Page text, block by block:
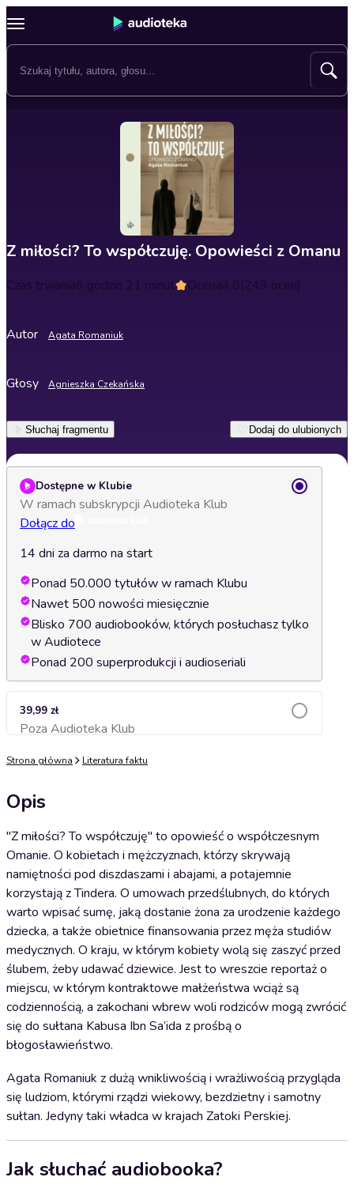
Z miłości? To współczuję. Opowieści z Omanu
Czas trwania6 godzin 21 minut Ocena4.8(249 ocen)
Autor Agata Romaniuk
Głosy Agnieszka Czekańska
Słuchaj fragmentu Dodaj do ulubionych
Dostępne w Klubie
W ramach subskrypcji Audioteka Klub
Dołącz do
14 dni za darmo na start
Ponad 50.000 tytułów w ramach Klubu
Nawet 500 nowości miesięcznie
Blisko 700 audiobooków, których posłuchasz tylko
w Audiotece
Ponad 200 superprodukcji i audioseriali
39,99 zł
Poza Audioteka KlubDodaj do koszyka
Strona główna Literatura faktu
Opis
"Z miłości? To współczuję" to opowieść o współczesnym
Omanie. O kobietach i mężczyznach, którzy skrywają
namiętności pod diszdaszami i abajami, a potajemnie
korzystają z Tindera. O umowach przedślubnych, do których
warto wpisać sumę, jaką dostanie żona za urodzenie każdego
dziecka, a także obietnice finansowania przez męża studiów
medycznych. O kraju, w którym kobiety wolą się zaszyć przed
ślubem, żeby udawać dziewice. Jest to wreszcie reportaż o
miejscu, w którym kontraktowe małżeństwa wciąż są
codziennością, a zakochani wbrew woli rodziców mogą zwrócić
się do sułtana Kabusa Ibn Sa’ida z prośbą o
błogosławieństwo.
Agata Romaniuk z dużą wnikliwością i wrażliwością przygląda
się ludziom, którymi rządzi wiekowy, bezdzietny i samotny
sułtan. Jedyny taki władca w krajach Zatoki Perskiej.
Jak słuchać audiobooka?